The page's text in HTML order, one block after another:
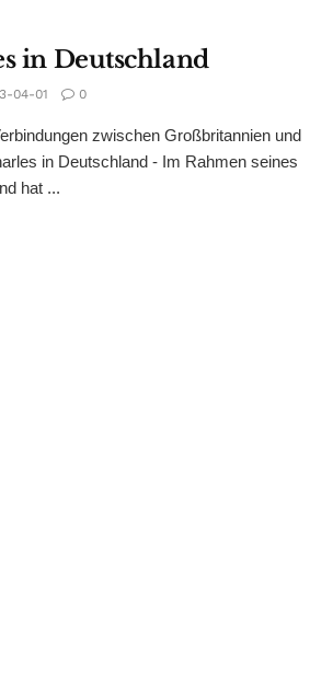
in Deutschland
04-01 0
zwischen Großbritannien und
in Deutschland - Im Rahmen seines
hat ...